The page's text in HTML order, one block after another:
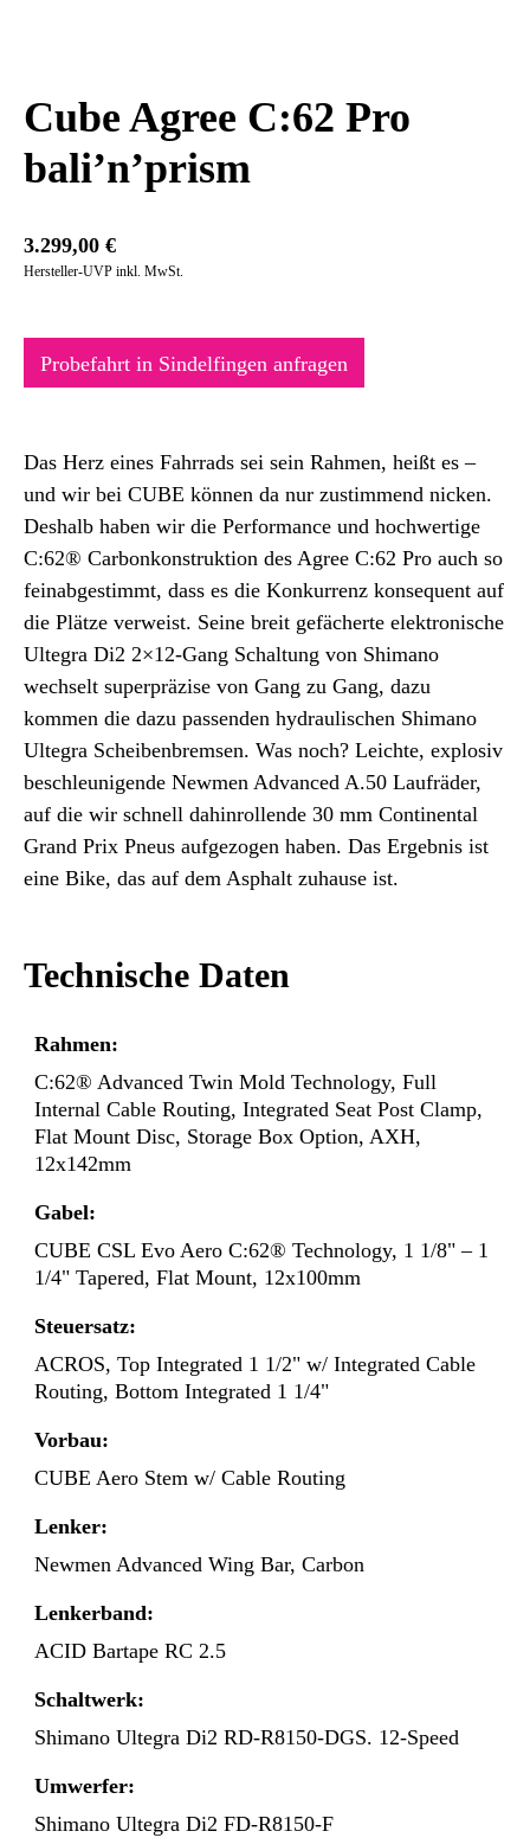
Cube Agree C:62 Pro
bali’n’prism
3.299,00 €
Hersteller-UVP inkl. MwSt.
Probefahrt in Sindelfingen anfragen
Das Herz eines Fahrrads sei sein Rahmen, heißt es –
und wir bei CUBE können da nur zustimmend nicken.
Deshalb haben wir die Performance und hochwertige
C:62® Carbonkonstruktion des Agree C:62 Pro auch so
feinabgestimmt, dass es die Konkurrenz konsequent auf
die Plätze verweist. Seine breit gefächerte elektronische
Ultegra Di2 2×12-Gang Schaltung von Shimano
wechselt superpräzise von Gang zu Gang, dazu
kommen die dazu passenden hydraulischen Shimano
Ultegra Scheibenbremsen. Was noch? Leichte, explosiv
beschleunigende Newmen Advanced A.50 Laufräder,
auf die wir schnell dahinrollende 30 mm Continental
Grand Prix Pneus aufgezogen haben. Das Ergebnis ist
eine Bike, das auf dem Asphalt zuhause ist.
Technische Daten
Rahmen:
C:62® Advanced Twin Mold Technology, Full
Internal Cable Routing, Integrated Seat Post Clamp,
Flat Mount Disc, Storage Box Option, AXH,
12x142mm
Gabel:
CUBE CSL Evo Aero C:62® Technology, 1 1/8" – 1
1/4" Tapered, Flat Mount, 12x100mm
Steuersatz:
ACROS, Top Integrated 1 1/2" w/ Integrated Cable
Routing, Bottom Integrated 1 1/4"
Vorbau:
CUBE Aero Stem w/ Cable Routing
Lenker:
Newmen Advanced Wing Bar, Carbon
Lenkerband:
ACID Bartape RC 2.5
Schaltwerk:
Shimano Ultegra Di2 RD-R8150-DGS. 12-Speed
Umwerfer:
Shimano Ultegra Di2 FD-R8150-F